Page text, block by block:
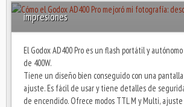
impresiones
El Godox AD400 Pro es un flash portátil y
de 400W.
Tiene un diseño bien conseguido con una pantalla
ajuste. Es fácil de usar y tiene detalles de
de encendido. Ofrece modos TTL M y Multi,